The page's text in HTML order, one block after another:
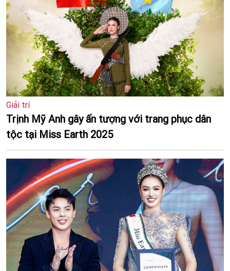
Giải trí
Trịnh Mỹ Anh gây ấn tượng với trang phục dân
tộc tại Miss Earth 2025